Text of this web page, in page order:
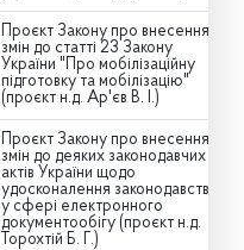
Проєкт Закону про внесення
змін до статті 23 Закону
України "Про мобілізаційну
підготовку та мобілізацію"
(проєкт н.д. Ар'єв В. І.)
Проєкт Закону про внесення
змін до деяких законодавчих
актів України щодо
удосконалення законодавства
у сфері електронного
документообігу (проєкт н.д.
Торохтій Б. Г.)